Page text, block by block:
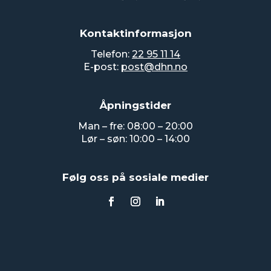
Kontaktinformasjon
Telefon: 22 95 11 14
E-post: post@dhn.no
Åpningstider
Man – fre: 08:00 – 20:00
Lør – søn: 10:00 – 14:00
Følg oss på sosiale medier